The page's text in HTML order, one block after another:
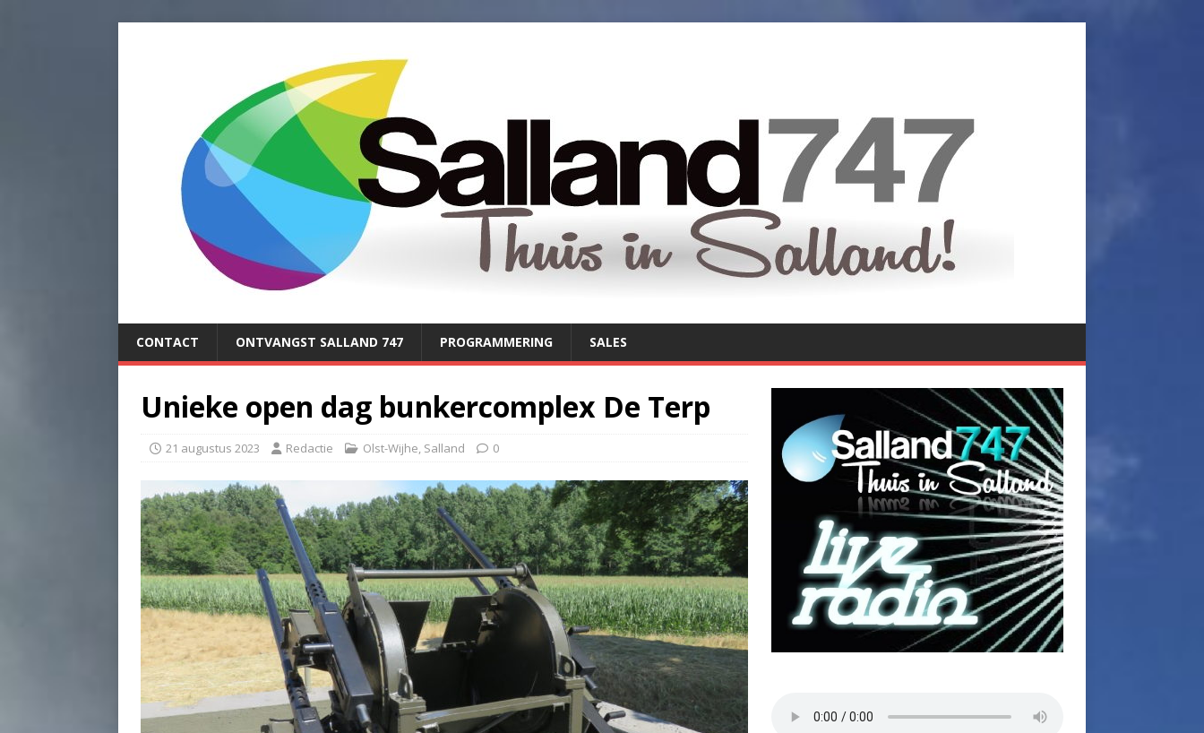
CONTACT ONTVANGST SALLAND 747 PROGRAMMERING SALES
Unieke open dag bunkercomplex De Terp
21 augustus 2023 Redactie Olst-Wijhe, Salland 0